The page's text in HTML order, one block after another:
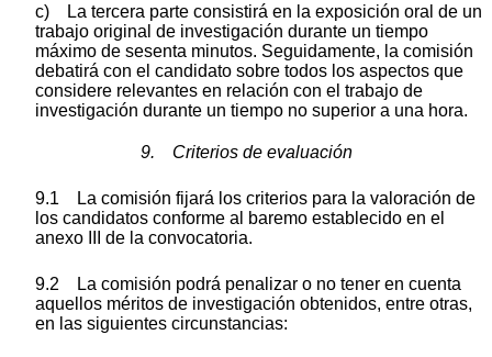
c) La tercera parte consistirá en la exposición oral de un
trabajo original de investigación durante un tiempo
máximo de sesenta minutos. Seguidamente, la comisión
debatirá con el candidato sobre todos los aspectos que
considere relevantes en relación con el trabajo de
investigación durante un tiempo no superior a una hora.
9. Criterios de evaluación
9.1 La comisión fijará los criterios para la valoración de
los candidatos conforme al baremo establecido en el
anexo III de la convocatoria.
9.2 La comisión podrá penalizar o no tener en cuenta
aquellos méritos de investigación obtenidos, entre otras,
en las siguientes circunstancias: